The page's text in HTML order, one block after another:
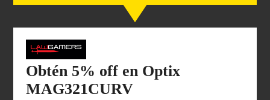
Obtén 5% off en Optix
MAG321CURV